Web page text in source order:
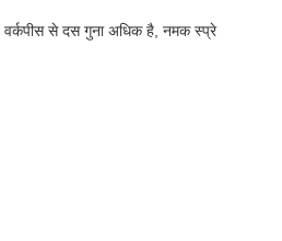
वर्कपीस से दस गुना अधिक है, नमक स्प्रे